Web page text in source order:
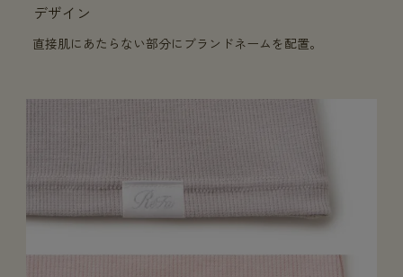
デザイン
直接肌にあたらない部分にブランドネームを配置。